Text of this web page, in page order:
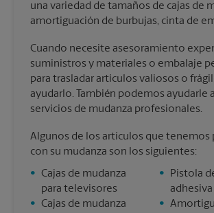
una variedad de tamaños de cajas de
amortiguación de burbujas, cinta de
Cuando necesite asesoramiento
suministros y materiales o embalaje
para trasladar artículos valiosos o
ayudarlo. También podemos ayudarle
servicios de mudanza profesionales.
Algunos de los artículos que tenemos
con su mudanza son los siguientes:
• Cajas de mudanza
para televisores
• Cajas de mudanza
•
Pistola
adhesiva
•